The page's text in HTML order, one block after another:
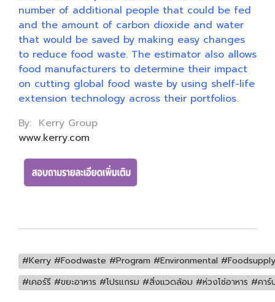
number of additional people that could be fed
and the amount of carbon dioxide and water
that would be saved by making easy changes
to reduce food waste. The estimator also allows
food manufacturers to determine their impact
on cutting global food waste by using shelf-life
extension technology across their portfolios.
By: Kerry Group
www.kerry.com
#Kerry #Foodwaste #Program #Environmental
#เคอร์รี #ขยะอาหาร #โปรแกรม #สิ่งแวดล้อม #ห่วงโซ่อาหาร #คา